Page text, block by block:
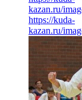
kazan.ru/
https://kuda-
kazan.ru/